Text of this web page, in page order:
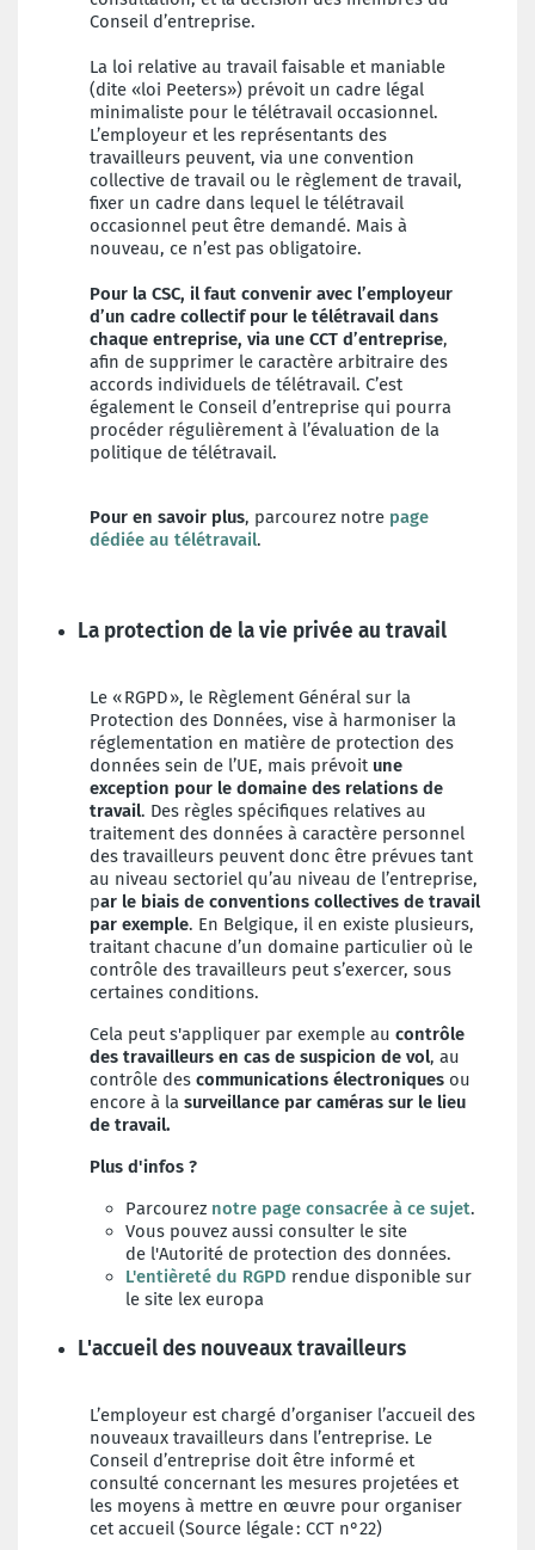
Conseil d’entreprise.
La loi relative au travail faisable et maniable
(dite «loi Peeters») prévoit un cadre légal
minimaliste pour le télétravail occasionnel.
L’employeur et les représentants des
travailleurs peuvent, via une convention
collective de travail ou le règlement de travail,
fixer un cadre dans lequel le télétravail
occasionnel peut être demandé. Mais à
nouveau, ce n’est pas obligatoire.
Pour la CSC, il faut convenir avec l’employeur
d’un cadre collectif pour le télétravail dans
chaque entreprise, via une CCT d’entreprise,
afin de supprimer le caractère arbitraire des
accords individuels de télétravail. C’est
également le Conseil d’entreprise qui pourra
procéder régulièrement à l’évaluation de la
politique de télétravail.
Pour en savoir plus, parcourez notre page
dédiée au télétravail.
La protection de la vie privée au travail
Le « RGPD », le Règlement Général sur la
Protection des Données, vise à harmoniser la
réglementation en matière de protection des
données sein de l’UE, mais prévoit une
exception pour le domaine des relations de
travail. Des règles spécifiques relatives au
traitement des données à caractère personnel
des travailleurs peuvent donc être prévues tant
au niveau sectoriel qu’au niveau de l’entreprise,
par le biais de conventions collectives de travail
par exemple. En Belgique, il en existe plusieurs,
traitant chacune d’un domaine particulier où le
contrôle des travailleurs peut s’exercer, sous
certaines conditions.
Cela peut s'appliquer par exemple au contrôle
des travailleurs en cas de suspicion de vol, au
contrôle des communications électroniques ou
encore à la surveillance par caméras sur le lieu
de travail.
Plus d'infos ?
Parcourez notre page consacrée à ce sujet.
Vous pouvez aussi consulter le site
de l'Autorité de protection des données.
L'entièreté du RGPD rendue disponible sur
le site lex europa
L'accueil des nouveaux travailleurs
L’employeur est chargé d’organiser l’accueil des
nouveaux travailleurs dans l’entreprise. Le
Conseil d’entreprise doit être informé et
consulté concernant les mesures projetées et
les moyens à mettre en œuvre pour organiser
cet accueil (Source légale : CCT n°22)